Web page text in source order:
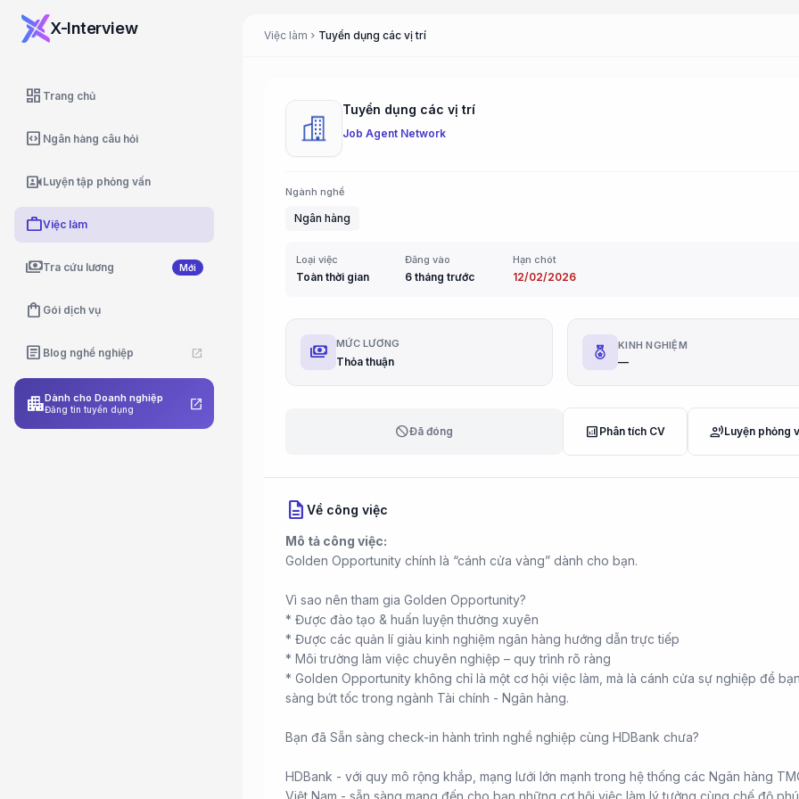
X-Interview
dashboard Trang chủ
code_blocks Ngân hàng câu hỏi
video_camera_frontLuyện tập phỏng vấn
workViệc làm
paymentsTra cứu lương Mới
shopping_bag Gói dịch vụ
article Blog nghề nghiệp open_in_new
apartmentDành cho Doanh nghiệp
Đăng tin tuyển dụng open_in_new
Việc làm chevron_right Tuyển dụng các vị trí
Tuyển dụng các vị trí
Job Agent Network
Ngành nghề
Ngân hàng
Loại việc
Toàn thời gian
Đăng vào
6 tháng trước
Hạn chót
12/02/2026
payments MỨC LƯƠNG
Thỏa thuận
KINH NGHIỆM
—
blockĐã đóng analytics Phân tích CV record_voice_overLuyện phỏng
description Về công việc
Mô tả công việc:
Golden Opportunity chính là “cánh cửa vàng” dành cho bạn.
Vì sao nên tham gia Golden Opportunity?
* Được đào tạo & huấn luyện thường xuyên
* Được các quản lí giàu kinh nghiệm ngân hàng hướng dẫn trực tiếp
* Môi trường làm việc chuyên nghiệp – quy trình rõ ràng
* Golden Opportunity không chỉ là một cơ hội việc làm, mà là cánh cửa sự nghiệp để
sàng bứt tốc trong ngành Tài chính - Ngân hàng.
Bạn đã Sẵn sàng check-in hành trình nghề nghiệp cùng HDBank chưa?
HDBank - với quy mô rộng khắp, mạng lưới lớn mạnh trong hệ thống các Ngân hàng
Việt Nam - sẵn sàng mang đến cho bạn những cơ hội việc làm lý tưởng cùng chế độ